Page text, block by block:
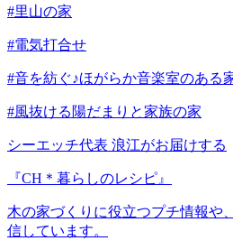
#里山の家
#電気打合せ
#音を紡ぐ♪ほがらか音楽室のある
#風抜ける陽だまりと家族の家
シーエッチ代表 浪江がお届けする
『CH＊暮らしのレシピ』
木の家づくりに役立つプチ情報や
信しています。